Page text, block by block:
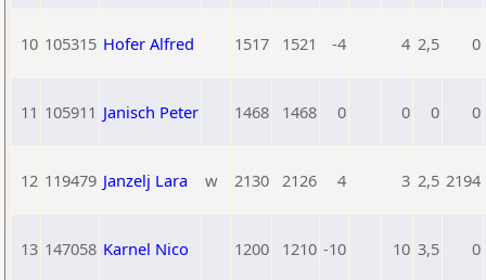
10 105315 Hofer Alfred 1517 1521 -4 4 2,5 0
11 105911 Janisch Peter 1468 1468 0 0 0 0
12 119479 Janzelj Lara w 2130 2126 4 3 2,5 2194
13 147058 Karnel Nico 1200 1210 -10 10 3,5 0